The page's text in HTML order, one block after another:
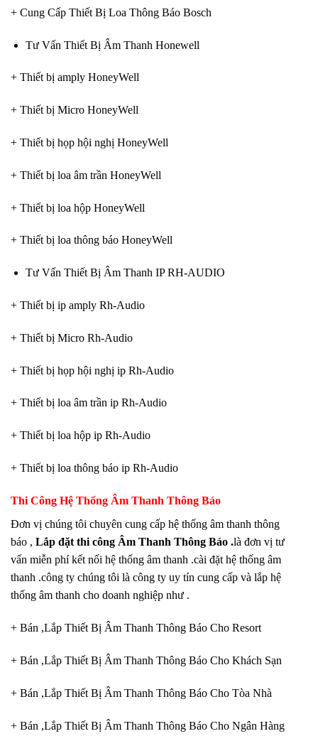
+ Cung Cấp Thiết Bị Loa Thông Báo Bosch
Tư Vấn Thiết Bị Âm Thanh Honewell
+ Thiết bị amply HoneyWell
+ Thiết bị Micro HoneyWell
+ Thiết bị họp hội nghị HoneyWell
+ Thiết bị loa âm trần HoneyWell
+ Thiết bị loa hộp HoneyWell
+ Thiết bị loa thông báo HoneyWell
Tư Vấn Thiết Bị Âm Thanh IP RH-AUDIO
+ Thiết bị ip amply Rh-Audio
+ Thiết bị Micro Rh-Audio
+ Thiết bị họp hội nghị ip Rh-Audio
+ Thiết bị loa âm trần ip Rh-Audio
+ Thiết bị loa hộp ip Rh-Audio
+ Thiết bị loa thông báo ip Rh-Audio
Thi Công Hệ Thống Âm Thanh Thông Báo
Đơn vị chúng tôi chuyên cung cấp hệ thống âm thanh thông
báo , Lắp đặt thi công Âm Thanh Thông Báo .là đơn vị tư
vấn miễn phí kết nối hệ thống âm thanh .cài đặt hệ thống âm
thanh .công ty chúng tôi là công ty uy tín cung cấp và lắp hệ
thống âm thanh cho doanh nghiệp như .
+ Bán ,Lắp Thiết Bị Âm Thanh Thông Báo Cho Resort
+ Bán ,Lắp Thiết Bị Âm Thanh Thông Báo Cho Khách Sạn
+ Bán ,Lắp Thiết Bị Âm Thanh Thông Báo Cho Tòa Nhà
+ Bán ,Lắp Thiết Bị Âm Thanh Thông Báo Cho Ngân Hàng